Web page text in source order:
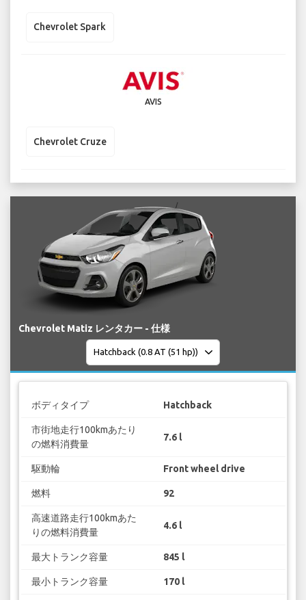
Chevrolet Spark
AVIS
Chevrolet Cruze
Chevrolet Matiz レンタカー - 仕様
ボディタイプ Hatchback
市街地走行100kmあたり
の燃料消費量
7.6 l
駆動輪 Front wheel drive
燃料 92
高速道路走行100kmあた
りの燃料消費量
4.6 l
最大トランク容量 845 l
最小トランク容量 170 l